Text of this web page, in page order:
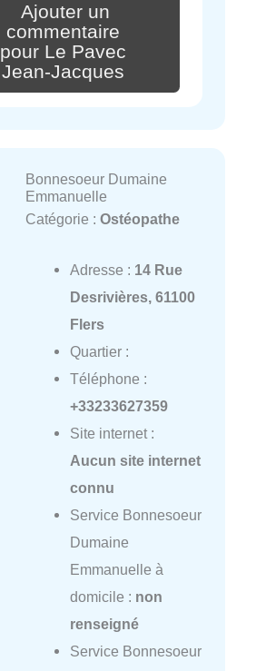
Ajouter un
commentaire
pour Le Pavec
Jean-Jacques
Bonnesoeur Dumaine
Emmanuelle
Catégorie : Ostéopathe
Adresse : 14 Rue
Desrivières, 61100
Flers
Quartier :
Téléphone :
+33233627359
Site internet :
Aucun site internet
connu
Service Bonnesoeur
Dumaine
Emmanuelle à
domicile : non
renseigné
Service Bonnesoeur